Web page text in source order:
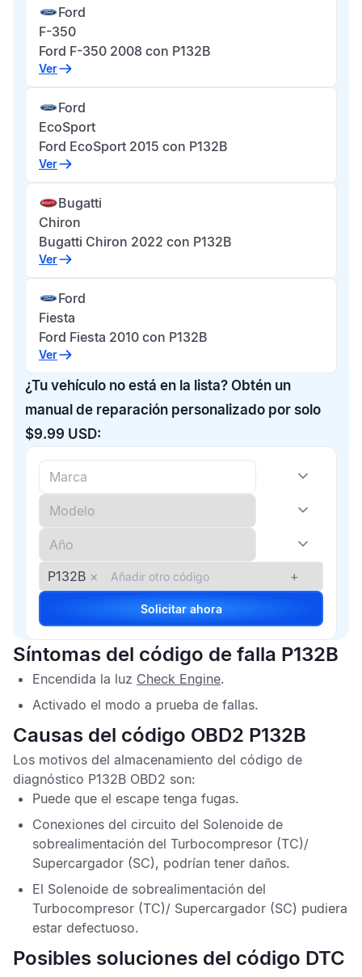
Ford
F-350
Ford F-350 2008 con P132B
Ver
Ford
EcoSport
Ford EcoSport 2015 con P132B
Ver
Bugatti
Chiron
Bugatti Chiron 2022 con P132B
Ver
Ford
Fiesta
Ford Fiesta 2010 con P132B
Ver
¿Tu vehículo no está en la lista? Obtén un
manual de reparación personalizado por solo
$9.99 USD:
P132B × +
Solicitar ahora
Síntomas del código de falla P132B
Encendida la luz Check Engine.
Activado el modo a prueba de fallas.
Causas del código OBD2 P132B
Los motivos del almacenamiento del código de
diagnóstico P132B OBD2 son:
Puede que el escape tenga fugas.
Conexiones del circuito del Solenoide de
sobrealimentación del Turbocompresor (TC)/
Supercargador (SC), podrían tener daños.
El Solenoide de sobrealimentación del
Turbocompresor (TC)/ Supercargador (SC) pudiera
estar defectuoso.
Posibles soluciones del código DTC